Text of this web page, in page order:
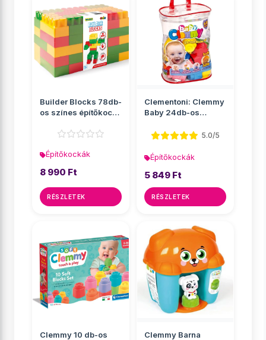
Builder Blocks 78db-
os színes építőkocka
Építőkockák
8 990 Ft
RÉSZLETEK
Clementoni: Clemmy
Baby 24db-os
5.0/5
Építőkockák
5 849 Ft
RÉSZLETEK
Clemmy 10 db-os Clemmy Barna